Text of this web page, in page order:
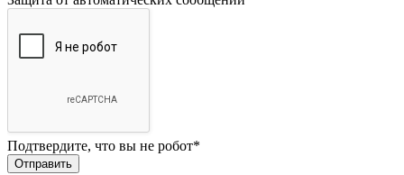
Подтвердите, что вы не робот*